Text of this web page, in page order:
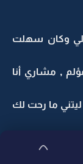
وكان سهلت
, مشاري أنا
ليتني ما رحت لك